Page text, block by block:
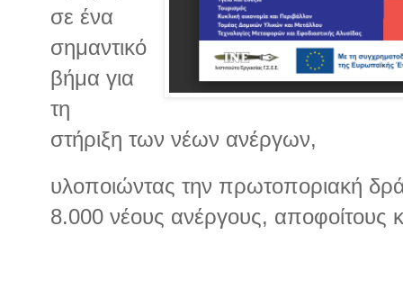
σε ένα
σημαντικό
βήμα για
τη
στήριξη των νέων ανέργων,
υλοποιώντας την πρωτοποριακή
8.000 νέους ανέργους, αποφοίτους